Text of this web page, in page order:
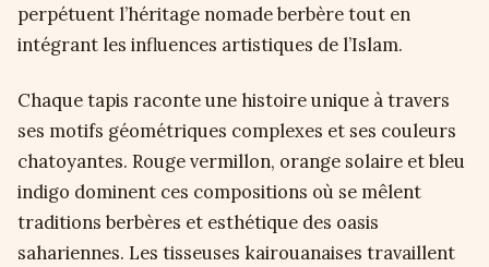
perpétuent l’héritage nomade berbère tout en
intégrant les influences artistiques de l’Islam.
Chaque tapis raconte une histoire unique à travers
ses motifs géométriques complexes et ses couleurs
chatoyantes. Rouge vermillon, orange solaire et bleu
indigo dominent ces compositions où se mêlent
traditions berbères et esthétique des oasis
sahariennes. Les tisseuses kairouanaises travaillent